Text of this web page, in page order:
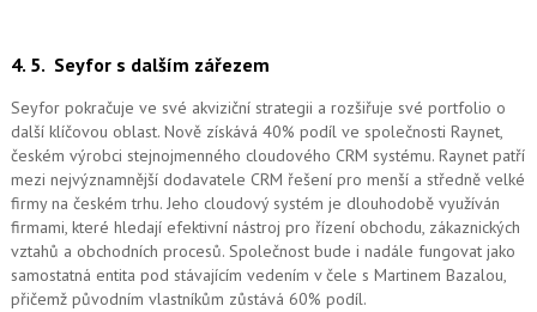
4. 5. Seyfor s dalším zářezem
Seyfor pokračuje ve své akviziční strategii a rozšiřuje své portfolio o
další klíčovou oblast. Nově získává 40% podíl ve společnosti Raynet,
českém výrobci stejnojmenného cloudového CRM systému. Raynet patří
mezi nejvýznamnější dodavatele CRM řešení pro menší a středně velké
firmy na českém trhu. Jeho cloudový systém je dlouhodobě využíván
firmami, které hledají efektivní nástroj pro řízení obchodu, zákaznických
vztahů a obchodních procesů. Společnost bude i nadále fungovat jako
samostatná entita pod stávajícím vedením v čele s Martinem Bazalou,
přičemž původním vlastníkům zůstává 60% podíl.